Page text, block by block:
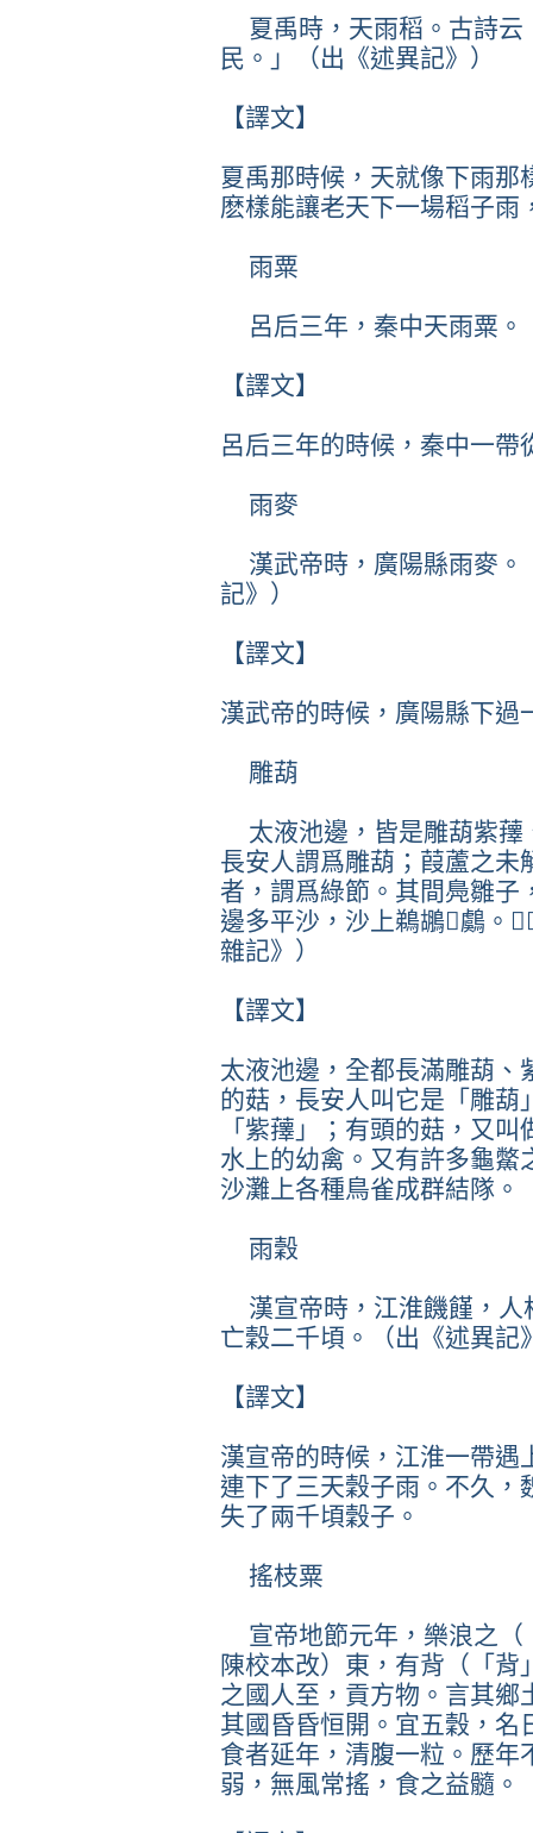
夏禹時，天雨稻。古詩云
民。」（出《述異記》）
【譯文】
夏禹那時候，天就像下雨那
麽樣能讓老天下一場稻子雨
雨粟
呂后三年，秦中天雨粟。
【譯文】
呂后三年的時候，秦中一帶
雨麥
漢武帝時，廣陽縣雨麥。
記》）
【譯文】
漢武帝的時候，廣陽縣下過
雕葫
太液池邊，皆是雕葫紫蘀
長安人謂爲雕葫；葭蘆之未
者，謂爲綠節。其間鳧雛子
邊多平沙，沙上鵜鶘鸆。
雜記》）
【譯文】
太液池邊，全都長滿雕葫、
的菇，長安人叫它是「雕葫
「紫蘀」；有頭的菇，又
水上的幼禽。又有許多龜鱉
沙灘上各種鳥雀成群結隊。
雨穀
漢宣帝時，江淮饑饉，人
亡穀二千頃。（出《述異記
【譯文】
漢宣帝的時候，江淮一帶遇
連下了三天穀子雨。不久，
失了兩千頃穀子。
搖枝粟
宣帝地節元年，樂浪之（
陳校本改）東，有背（「
之國人至，貢方物。言其鄉
其國昏昏恒開。宜五穀，名
食者延年，清腹一粒。歷年
弱，無風常搖，食之益髓。